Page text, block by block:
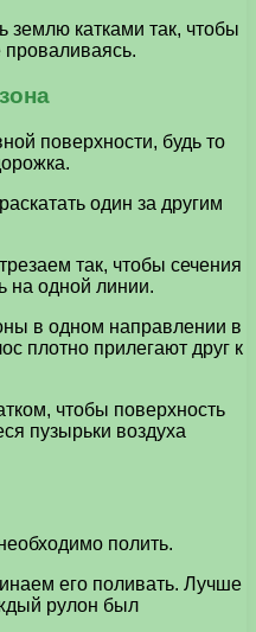
землю катками так, чтобы
поверхности, будь то
один за другим
так, чтобы сечения
на одной линии.
в одном направлении в
плотно прилегают друг к
чтобы поверхность
пузырьки воздуха
полить.
его поливать. Лучше
рулон был